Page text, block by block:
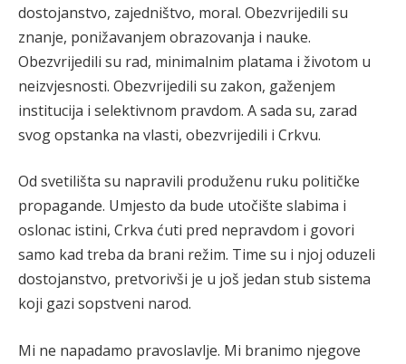
dostojanstvo, zajedništvo, moral. Obezvrijedili su
znanje, ponižavanjem obrazovanja i nauke.
Obezvrijedili su rad, minimalnim platama i životom u
neizvjesnosti. Obezvrijedili su zakon, gaženjem
institucija i selektivnom pravdom. A sada su, zarad
svog opstanka na vlasti, obezvrijedili i Crkvu.
Od svetilišta su napravili produženu ruku političke
propagande. Umjesto da bude utočište slabima i
oslonac istini, Crkva ćuti pred nepravdom i govori
samo kad treba da brani režim. Time su i njoj oduzeli
dostojanstvo, pretvorivši je u još jedan stub sistema
koji gazi sopstveni narod.
Mi ne napadamo pravoslavlje. Mi branimo njegove